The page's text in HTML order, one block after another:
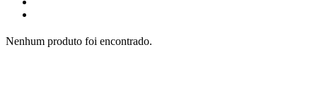
Nenhum produto foi encontrado.